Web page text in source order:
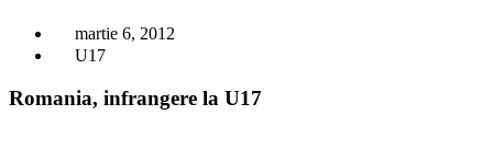
martie 6, 2012
U17
Romania, infrangere la U17